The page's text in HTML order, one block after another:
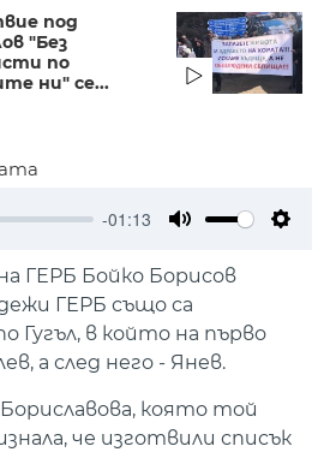
под
"Без
по
ни" се...
-01:13
ГЕРБ Бойко Борисов
ГЕРБ също са
Гугъл, в който на първо
а след него - Янев.
която той
че изготвили списък